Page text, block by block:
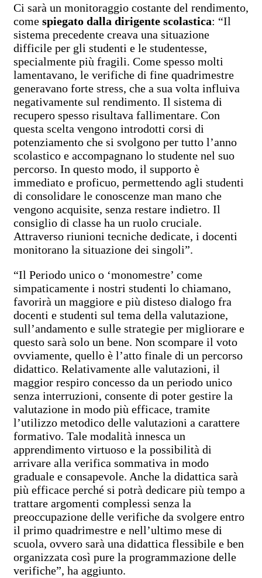
Ci sarà un monitoraggio costante del rendimento,
come spiegato dalla dirigente scolastica: “Il
sistema precedente creava una situazione
difficile per gli studenti e le studentesse,
specialmente più fragili. Come spesso molti
lamentavano, le verifiche di fine quadrimestre
generavano forte stress, che a sua volta influiva
negativamente sul rendimento. Il sistema di
recupero spesso risultava fallimentare. Con
questa scelta vengono introdotti corsi di
potenziamento che si svolgono per tutto l’anno
scolastico e accompagnano lo studente nel suo
percorso. In questo modo, il supporto è
immediato e proficuo, permettendo agli studenti
di consolidare le conoscenze man mano che
vengono acquisite, senza restare indietro. Il
consiglio di classe ha un ruolo cruciale.
Attraverso riunioni tecniche dedicate, i docenti
monitorano la situazione dei singoli”.
“Il Periodo unico o ‘monomestre’ come
simpaticamente i nostri studenti lo chiamano,
favorirà un maggiore e più disteso dialogo fra
docenti e studenti sul tema della valutazione,
sull’andamento e sulle strategie per migliorare e
questo sarà solo un bene. Non scompare il voto
ovviamente, quello è l’atto finale di un percorso
didattico. Relativamente alle valutazioni, il
maggior respiro concesso da un periodo unico
senza interruzioni, consente di poter gestire la
valutazione in modo più efficace, tramite
l’utilizzo metodico delle valutazioni a carattere
formativo. Tale modalità innesca un
apprendimento virtuoso e la possibilità di
arrivare alla verifica sommativa in modo
graduale e consapevole. Anche la didattica sarà
più efficace perché si potrà dedicare più tempo a
trattare argomenti complessi senza la
preoccupazione delle verifiche da svolgere entro
il primo quadrimestre e nell’ultimo mese di
scuola, ovvero sarà una didattica flessibile e ben
organizzata così pure la programmazione delle
verifiche”, ha aggiunto.